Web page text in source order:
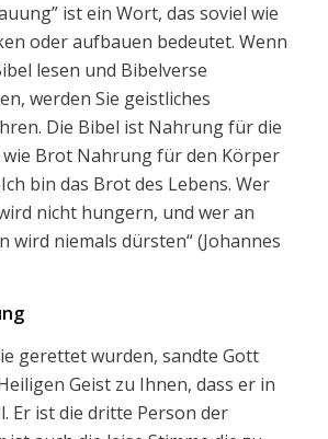
ist ein Wort, das soviel wie
oder aufbauen bedeutet. Wenn
lesen und Bibelverse
werden Sie geistliches
Die Bibel ist Nahrung für die
wie Brot Nahrung für den Körper
bin das Brot des Lebens. Wer
nicht hungern, und wer an
wird niemals dürsten“ (Johannes
gerettet wurden, sandte Gott
Geist zu Ihnen, dass er in
Er ist die dritte Person der